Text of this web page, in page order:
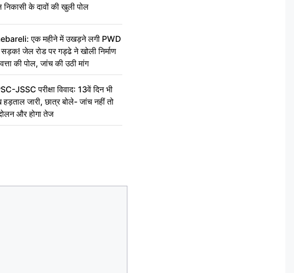
के दावों की खुली पोल
एक महीने में उखड़ने लगी PWD
जेल रोड पर गड्ढे ने खोली निर्माण
की पोल, जांच की उठी मांग
JSSC परीक्षा विवाद: 13वें दिन भी
जारी, छात्र बोले- जांच नहीं तो
और होगा तेज